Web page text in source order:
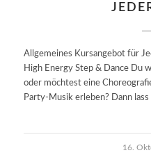
Allgemeines Kursangebot für
High Energy Step & Dance Du
oder möchtest eine
Party-Musik erleben? Dann
16.